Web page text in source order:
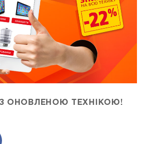
З ОНОВЛЕНОЮ ТЕХНІКОЮ!